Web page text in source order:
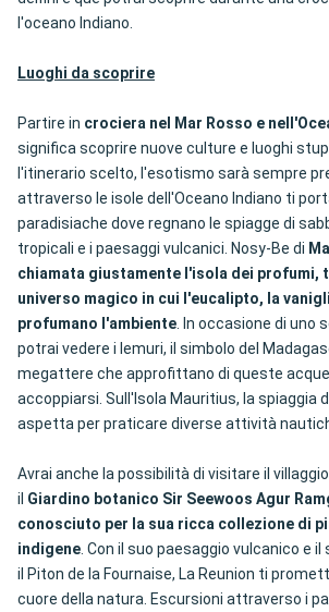
l'oceano Indiano.
Luoghi da scoprire
Partire in crociera nel Mar Rosso e
significa scoprire nuove culture e luoghi
l'itinerario scelto, l'esotismo sarà sempre
attraverso le isole dell'Oceano Indiano ti
paradisiache dove regnano le spiagge di
tropicali e i paesaggi vulcanici. Nosy-Be di
chiamata giustamente l'isola dei profumi,
universo magico in cui l'eucalipto, la
profumano l'ambiente. In occasione di uno
potrai vedere i lemuri, il simbolo del
megattere che approfittano di queste
accoppiarsi. Sull'Isola Mauritius, la spiaggia
aspetta per praticare diverse attività
Avrai anche la possibilità di visitare il
il Giardino botanico Sir Seewoos Agur
conosciuto per la sua ricca collezione di
indigene. Con il suo paesaggio vulcanico e
il Piton de la Fournaise, La Reunion ti
cuore della natura. Escursioni attraverso i